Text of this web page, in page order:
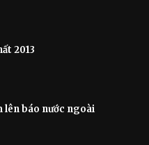
2013
lên báo nước ngoài